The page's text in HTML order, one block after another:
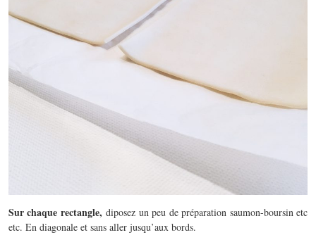
Sur chaque rectangle,diposez un peu de préparation saumon-boursin etc
etc. En diagonale et sans aller jusqu’aux bords.